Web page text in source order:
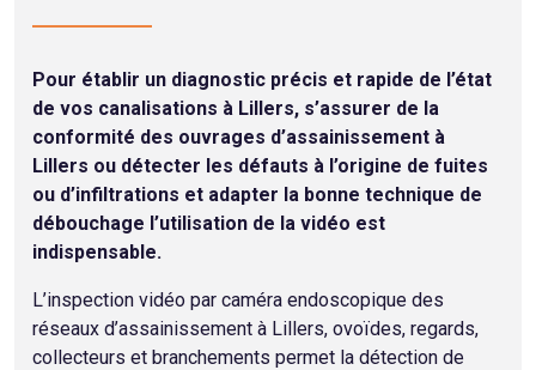
Pour établir un diagnostic précis et rapide de l’état
de vos canalisations à Lillers, s’assurer de la
conformité des ouvrages d’assainissement à
Lillers ou détecter les défauts à l’origine de fuites
ou d’infiltrations et adapter la bonne technique de
débouchage l’utilisation de la vidéo est
indispensable.
L’inspection vidéo par caméra endoscopique des
réseaux d’assainissement à Lillers, ovoïdes, regards,
collecteurs et branchements permet la détection de